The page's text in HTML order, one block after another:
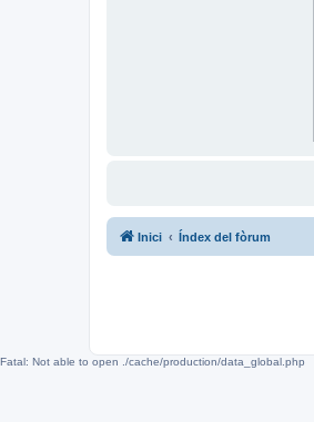
Inici Índex del fòrum
Fatal: Not able to open ./cache/production/data_global.php